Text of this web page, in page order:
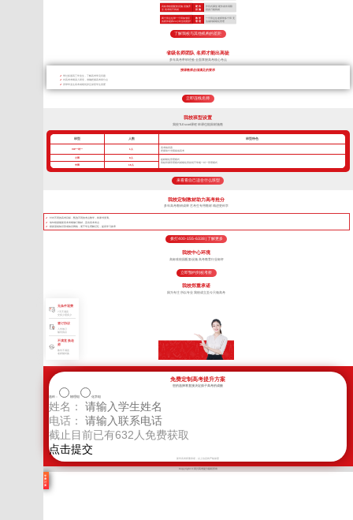
高标准校园配套设施 设施齐
全 高考绝不将就
硬 件
设 施
作坊式课堂 硬件条件局限
很多只能将就
两个班主任带一个班加专职
的夜班老师24小时全程陪护
教 学
管 理
一个班主任老师带多个班 无
法做到精细化管理
了解我校与其他机构的差距
省级名师团队 名师才能出高徒
多年高考带班经验 全面掌握高考核心考点
授课教师必须满足的要求
带过多届高三毕业生，了解高考常见问题
对高考考纲深入研究，准确把握高考得分点
所带毕业生高考成绩优异且深受学生喜爱
立即连线名师
我校班型设置
我校TLEscort课程 班课也能因材施教
班型 人数 班型特色
VIP一对一 1人
高考核武器
把握每寸光阴备战高考
小班 8人
超精细化管理模式
我校班课管理模式精细化管控优于常规一对一管理模式
中班 16人
来看看自己适合什么班型
我校定制教材助力高考抢分
多年高考教研成果 艺考生专用教材 精进更科学
针对不同的高考目标，甄选不同的考点教学，将厚书变薄。
每年根据最新高考考纲修订教材，直击高考考点
狠抓基础知识形成知识网络，便于学生理解记忆，提高学习效率
拨打400-155-6338 | 了解更多
我校中心环境
高标准校园配套设施 高考教育行业标杆
立即预约到校考察
我校郑重承诺
因为专注 所以专业 我校成立至今只做高考
无条件退费
7天不满意
交多少退多少
签订协议
入学签订
辅导协议
不满意 换老
师
教学不满意
老师随时换
免费定制高考提升方案
您的选择将直接决定孩子高考的成败
选科： 物理组 化学组
姓名：
电话：
截止目前已有632人免费获取
新学高考郑重承诺，以上信息将严格保密
Copyright © 四川高考提分版权所有
学
费
计
算